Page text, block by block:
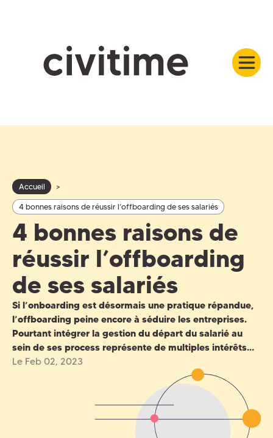
Accueil >
4 bonnes raisons de réussir l’offboarding de ses salariés
4 bonnes raisons de
réussir l’offboarding
de ses salariés
Si l’onboarding est désormais une pratique répandue,
l’offboarding peine encore à séduire les entreprises.
Pourtant intégrer la gestion du départ du salarié au
sein de ses process représente de multiples intérêts…
Le Feb 02, 2023